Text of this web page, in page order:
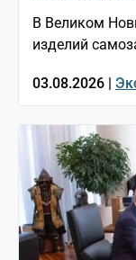
В Великом
изделий
03.08.2026 |